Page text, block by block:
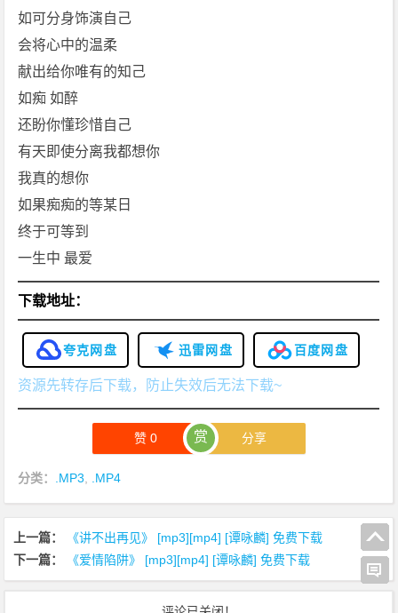
如可分身饰演自己
会将心中的温柔
献出给你唯有的知己
如痴 如醉
还盼你懂珍惜自己
有天即使分离我都想你
我真的想你
如果痴痴的等某日
终于可等到
一生中 最爱
下载地址：
夸克网盘 迅雷网盘 百度网盘
资源先转存后下载，防止失效后无法下载~
赞0 赏 分享
分类： .MP3 .MP4
上一篇：
《讲不出再见》 [mp3][mp4] [谭咏麟] 免费下载
下一篇：
《爱情陷阱》 [mp3][mp4] [谭咏麟] 免费下载